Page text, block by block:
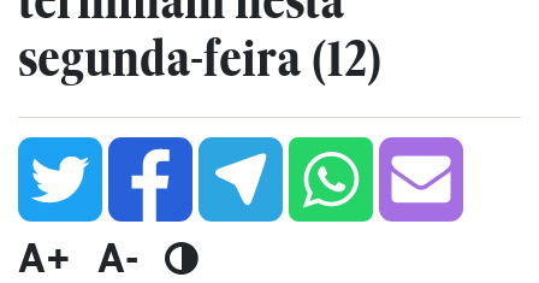
segunda-feira (12)
A+ A-